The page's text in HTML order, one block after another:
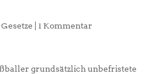
|1 Kommentar
grundsätzlich unbefristete